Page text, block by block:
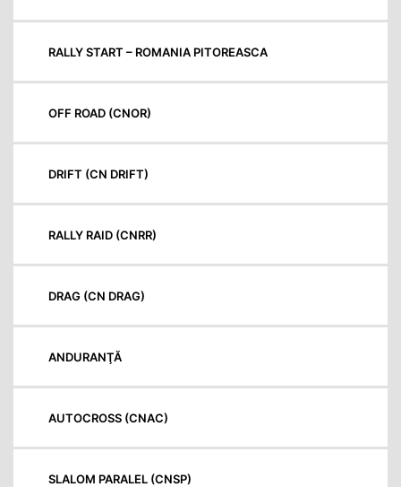
RALLY START – ROMANIA PITOREASCA
OFF ROAD (CNOR)
DRIFT (CN DRIFT)
RALLY RAID (CNRR)
DRAG (CN DRAG)
ANDURANŢĂ
AUTOCROSS (CNAC)
SLALOM PARALEL (CNSP)